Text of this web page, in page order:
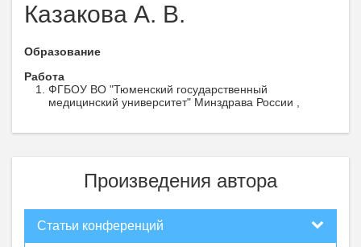
Казакова А. В.
Образование
Работа
ФГБОУ ВО "Тюменский государственный
медицинский университет" Минздрава России ,
Произведения автора
Статьи конференций